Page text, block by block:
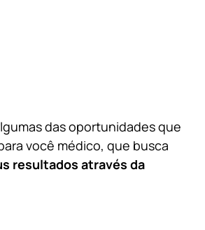
das oportunidades que
você médico, que busca
resultados através da